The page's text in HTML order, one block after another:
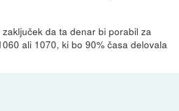
da ta denar bi porabil za
ali 1070, ki bo 90% časa delovala